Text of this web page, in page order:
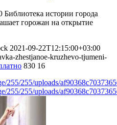
Библиотека истории города
горожан на открытие
2021-09-22T12:15:00+03:00
zhestjanoe-kruzhevo-tjumeni-
830 16
255/255/uploads/
255/255/uploads/